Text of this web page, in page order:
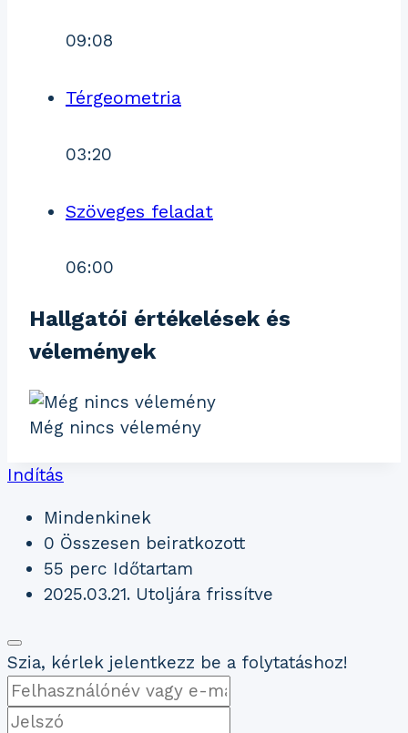
09:08
Térgeometria
03:20
Szöveges feladat
06:00
Hallgatói értékelések és
vélemények
Még nincs vélemény
Indítás
Mindenkinek
0 Összesen beiratkozott
55 perc Időtartam
2025.03.21. Utoljára frissítve
Szia, kérlek jelentkezz be a folytatáshoz!